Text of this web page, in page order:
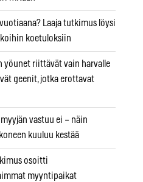
Laaja tutkimus löysi
koetuloksiin
yöunet riittävät vain harvalle
geenit, jotka erottavat
vastuu ei – näin
kuuluu kestää
osoitti
myyntipaikat